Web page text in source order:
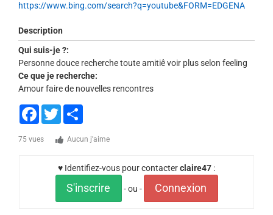
https://www.bing.com/search?q=youtube&FORM=EDGENA
Description
Qui suis-je ?:
Personne douce recherche toute amitiê voir plus selon feeling
Ce que je recherche:
Amour faire de nouvelles rencontres
Facebook
Twitter
75 vues Aucun j'aime
♥ Identifiez-vous pour contacterclaire47 :
S'inscrire - ou - Connexion